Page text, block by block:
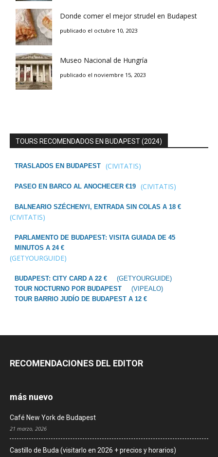
Donde comer el mejor strudel en Budapest
publicado el octubre 10, 2023
Museo Nacional de Hungría
publicado el noviembre 15, 2023
TOURS RECOMENDADOS EN BUDAPEST (2024)
TRASLADOS EN BUDAPEST (CIVITATIS)
PASEO EN BARCO AL ANOCHECER €19 (CIVITATIS)
BALNEARIO SZÉCHENYI, ENTRADA SIN COLAS A 18 €
(CIVITATIS)
PARLAMENTO DE BUDAPEST: VISITA GUIADA DE 45
MINUTOS A 24 €
(GETYOURGUIDE)
BUDAPEST: CITY CARD A 22 €
(GETYOURGUIDE)
TOUR NOCTURNO POR BUDAPEST
(VIPEALO)
TOUR BARRIO JUDÍO DE BUDAPEST A 12 €
RECOMENDACIONES DEL EDITOR
más nuevo
Café New York de Budapest
21 marzo, 2026
Castillo de Buda (visitarlo en 2026 + precios y horarios)